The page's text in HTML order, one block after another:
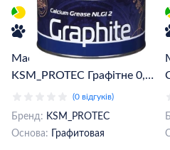
Мастило пластичне
KSM_PROTEC Графітне 0,4
кг ( KSM-04G)(0 відгуків)
Бренд: KSM_PROTEC
Основа:
Графитовая